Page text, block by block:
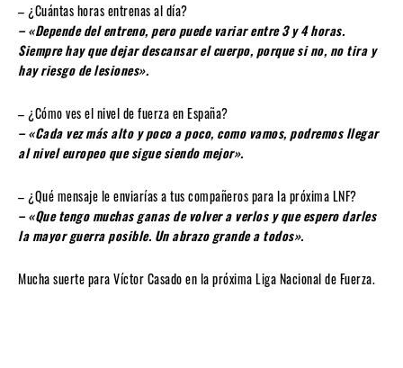
– ¿Cuántas horas entrenas al día?
– «Depende del entreno, pero puede variar entre 3 y 4 horas.
Siempre hay que dejar descansar el cuerpo, porque si no, no tira y
hay riesgo de lesiones».
– ¿Cómo ves el nivel de fuerza en España?
– «Cada vez más alto y poco a poco, como vamos, podremos llegar
al nivel europeo que sigue siendo mejor».
– ¿Qué mensaje le enviarías a tus compañeros para la próxima LNF?
– «Que tengo muchas ganas de volver a verlos y que espero darles
la mayor guerra posible. Un abrazo grande a todos».
Mucha suerte para Víctor Casado en la próxima Liga Nacional de Fuerza.